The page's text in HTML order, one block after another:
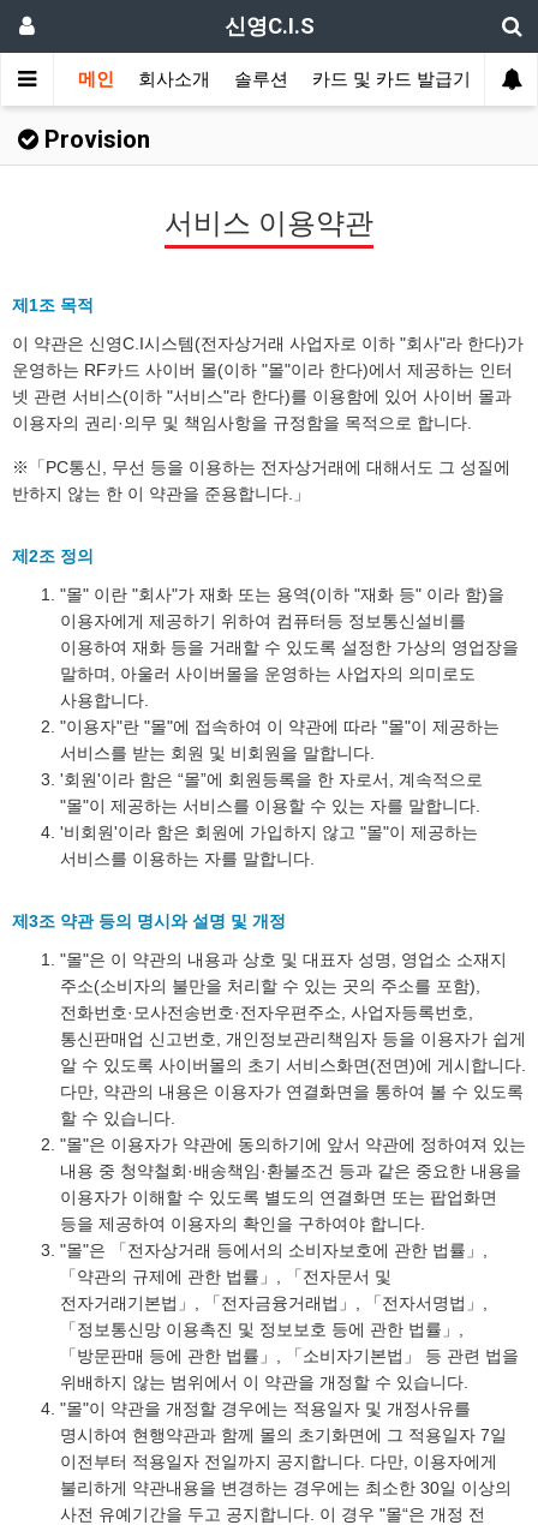
신영C.I.S
메인 회사소개 솔루션 카드 및 카드 발급기 신
Provision
서비스 이용약관
제1조 목적
이 약관은 신영C.I시스템(전자상거래 사업자로 이하 "회사"라 한다)가
운영하는 RF카드 사이버 몰(이하 "몰"이라 한다)에서 제공하는 인터
넷 관련 서비스(이하 "서비스"라 한다)를 이용함에 있어 사이버 몰과
이용자의 권리·의무 및 책임사항을 규정함을 목적으로 합니다.
※「PC통신, 무선 등을 이용하는 전자상거래에 대해서도 그 성질에
반하지 않는 한 이 약관을 준용합니다.」
제2조 정의
"몰" 이란 "회사"가 재화 또는 용역(이하 "재화 등" 이라 함)을
이용자에게 제공하기 위하여 컴퓨터등 정보통신설비를
이용하여 재화 등을 거래할 수 있도록 설정한 가상의 영업장을
말하며, 아울러 사이버몰을 운영하는 사업자의 의미로도
사용합니다.
"이용자"란 "몰"에 접속하여 이 약관에 따라 "몰"이 제공하는
서비스를 받는 회원 및 비회원을 말합니다.
'회원'이라 함은 “몰”에 회원등록을 한 자로서, 계속적으로
"몰"이 제공하는 서비스를 이용할 수 있는 자를 말합니다.
'비회원'이라 함은 회원에 가입하지 않고 "몰"이 제공하는
서비스를 이용하는 자를 말합니다.
제3조 약관 등의 명시와 설명 및 개정
"몰"은 이 약관의 내용과 상호 및 대표자 성명, 영업소 소재지
주소(소비자의 불만을 처리할 수 있는 곳의 주소를 포함),
전화번호·모사전송번호·전자우편주소, 사업자등록번호,
통신판매업 신고번호, 개인정보관리책임자 등을 이용자가 쉽게
알 수 있도록 사이버몰의 초기 서비스화면(전면)에 게시합니다.
다만, 약관의 내용은 이용자가 연결화면을 통하여 볼 수 있도록
할 수 있습니다.
"몰"은 이용자가 약관에 동의하기에 앞서 약관에 정하여져 있는
내용 중 청약철회·배송책임·환불조건 등과 같은 중요한 내용을
이용자가 이해할 수 있도록 별도의 연결화면 또는 팝업화면
등을 제공하여 이용자의 확인을 구하여야 합니다.
"몰"은 「전자상거래 등에서의 소비자보호에 관한 법률」,
「약관의 규제에 관한 법률」, 「전자문서 및
전자거래기본법」, 「전자금융거래법」, 「전자서명법」,
「정보통신망 이용촉진 및 정보보호 등에 관한 법률」,
「방문판매 등에 관한 법률」, 「소비자기본법」 등 관련 법을
위배하지 않는 범위에서 이 약관을 개정할 수 있습니다.
"몰"이 약관을 개정할 경우에는 적용일자 및 개정사유를
명시하여 현행약관과 함께 몰의 초기화면에 그 적용일자 7일
이전부터 적용일자 전일까지 공지합니다. 다만, 이용자에게
불리하게 약관내용을 변경하는 경우에는 최소한 30일 이상의
사전 유예기간을 두고 공지합니다. 이 경우 "몰“은 개정 전